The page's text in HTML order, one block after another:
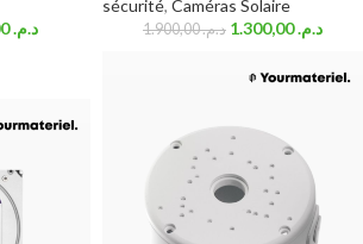
د.م.349,00
sécurité, Caméras Solaire
د.م.1.900,00 د.م.1.300,00